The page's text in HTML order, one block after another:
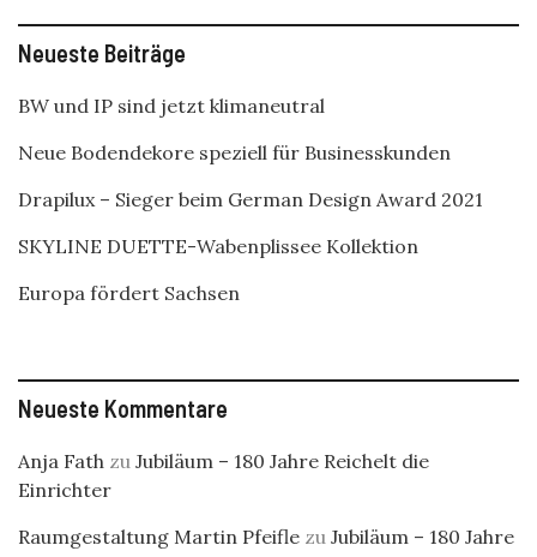
Neueste Beiträge
BW und IP sind jetzt klimaneutral
Neue Bodendekore speziell für Businesskunden
Drapilux – Sieger beim German Design Award 2021
SKYLINE DUETTE-Wabenplissee Kollektion
Europa fördert Sachsen
Neueste Kommentare
Anja Fath zu Jubiläum – 180 Jahre Reichelt die
Einrichter
Raumgestaltung Martin Pfeifle zu Jubiläum – 180 Jahre